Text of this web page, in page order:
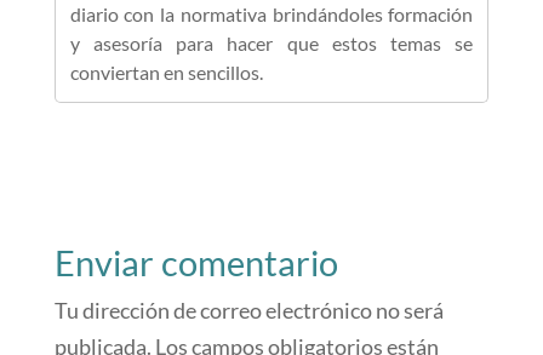
diario con la normativa brindándoles formación
y asesoría para hacer que estos temas se
conviertan en sencillos.
Enviar comentario
Tu dirección de correo electrónico no será
publicada. Los campos obligatorios están